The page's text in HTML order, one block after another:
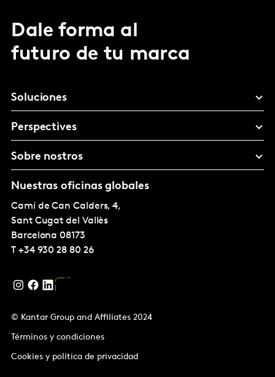
Dale forma al
futuro de tu marca
Soluciones
Perspectives
Sobre nostros
Nuestras oficinas globales
Camí de Can Calders, 4,
Sant Cugat del Vallès
Barcelona 08173
T +34 930 28 80 26
© Kantar Group and Affiliates 2024
Términos y condiciones
Cookies y política de privacidad